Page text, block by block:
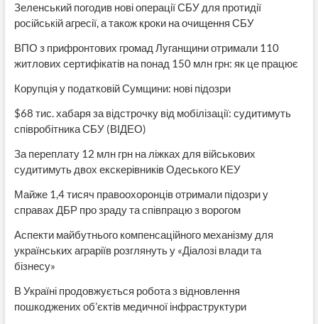
Зеленський погодив нові операції СБУ для протидії
російській агресії, а також кроки на очищення СБУ
ВПО з прифронтових громад Луганщини отримали 110
житлових сертифікатів на понад 150 млн грн: як це працює
Корупція у податковій Сумщини: нові підозри
$68 тис. хабаря за відстрочку від мобілізації: судитимуть
співробітника СБУ (ВІДЕО)
За переплату 12 млн грн на ліжках для військових
судитимуть двох екскерівників Одеського КЕУ
Майже 1,4 тисяч правоохоронців отримали підозри у
справах ДБР про зраду та співпрацю з ворогом
Аспекти майбутнього компенсаційного механізму для
українських аграріїв розглянуть у «Діалозі влади та
бізнесу»
В Україні продовжується робота з відновлення
пошкоджених об’єктів медичної інфраструктури